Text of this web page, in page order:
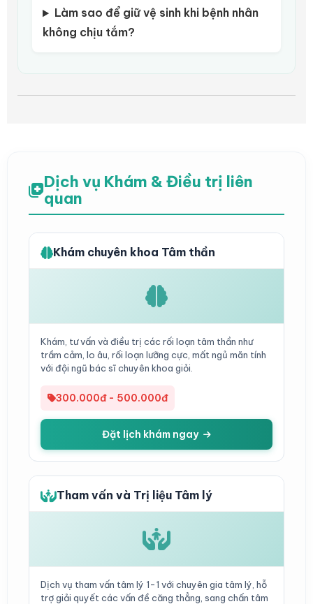
Làm sao để giữ vệ sinh khi bệnh nhân
không chịu tắm?
Dịch vụ Khám & Điều trị liên
quan
Khám chuyên khoa Tâm thần
Khám, tư vấn và điều trị các rối loạn tâm thần như
trầm cảm, lo âu, rối loạn lưỡng cực, mất ngủ mãn tính
với đội ngũ bác sĩ chuyên khoa giỏi.
300.000đ - 500.000đ
Đặt lịch khám ngay
Tham vấn và Trị liệu Tâm lý
Dịch vụ tham vấn tâm lý 1-1 với chuyên gia tâm lý, hỗ
trợ giải quyết các vấn đề căng thẳng, sang chấn tâm